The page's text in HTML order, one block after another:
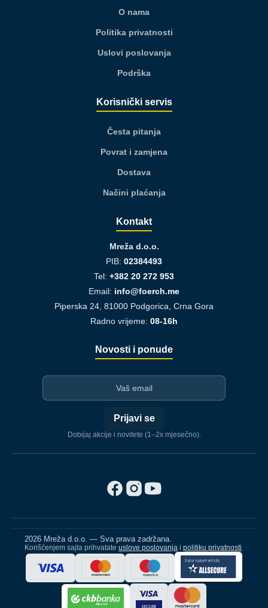
O nama
Politika privatnosti
Uslovi poslovanja
Podrška
Korisnički servis
Česta pitanja
Povrat i zamjena
Dostava
Načini plaćanja
Kontakt
Mreža d.o.o.
PIB: 02384493
Tel: +382 20 272 953
Email: info@foerch.me
Piperska 24, 81000 Podgorica, Crna Gora
Radno vrijeme: 08-16h
Novosti i ponude
Prijavi se
Dobijaj akcije i novitete (1–2x mjesečno).
2026 Mreža d.o.o. — Sva prava zadržana.
Korišćenjem sajta prihvatate uslove poslovanja i politiku privatnosti.